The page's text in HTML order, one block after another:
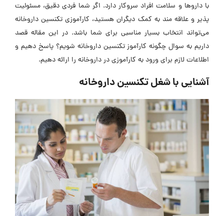
با داروها و سلامت افراد سروکار دارد. اگر شما فردی دقیق، مسئولیت‌
پذیر و علاقه‌ مند به کمک دیگران هستید، کارآموزی تکنسین داروخانه
می‌تواند انتخاب بسیار مناسبی برای شما باشد. در این مقاله قصد
داریم به سوال چگونه کارآموز تکنسین داروخانه شویم؟ پاسخ دهیم و
اطلاعات لازم برای ورود به کارآموزی در داروخانه را ارائه دهیم.
آشنایی با شغل تکنسین داروخانه